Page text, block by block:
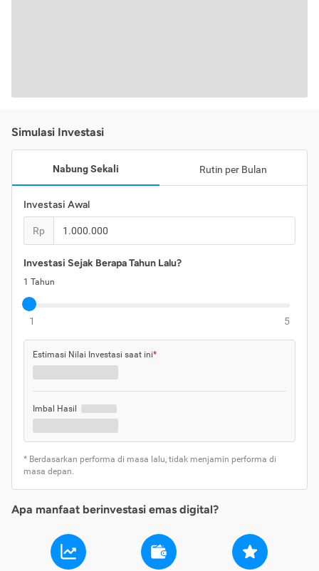
Simulasi Investasi
Nabung Sekali Rutin per Bulan
Investasi Awal
Rp
Investasi Sejak Berapa Tahun Lalu?
1 Tahun
1 5
Estimasi Nilai Investasi saat ini*
Imbal Hasil
* Berdasarkan performa di masa lalu, tidak menjamin performa di
masa depan.
Apa manfaat berinvestasi emas digital?